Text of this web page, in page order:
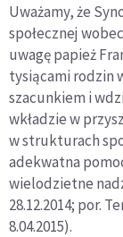
Uważamy, że
społecznej
uwagę papież
tysiącami rodzin
szacunkiem i
wkładzie w
w strukturach
adekwatna
wielodzietne
28.12.2014; por.
8.04.2015).